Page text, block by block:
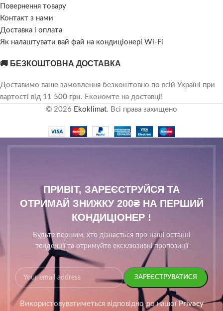
Повернення товару
Контакт з нами
Доставка і оплата
Як налаштувати вай фай на кондиціонері Wi-Fi
🚚 БЕЗКОШТОВНА ДОСТАВКА
Доставимо ваше замовлення безкоштовно по всій Україні при
вартості від 11 500 грн. Економте на доставці!
© 2026 Ekoklimat. Всі права захищено
ПРИВІТ, ЗАРЕЄСТРУЙСЯ ТА
ОТРИМАЙ ЗНИЖКУ 200₴ НА ПЕРШИЙ
КОНДИЦІОНЕР !
Будьте першим, хто дізнається про наші останні
тенденції та отримуйте ексклюзивні пропозиції
Використовуватиметься відповідно до нашої Privacy